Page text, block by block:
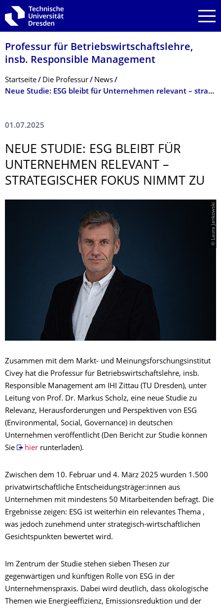
Zur Hauptnavigation springen
Zur Suche springen
Zum Inhalt springen
Professur für Betriebswirt­schaftslehre,
insb. Responsible Management
Breadcrumb-Menü
Startseite Die Professur
News
Neue Studie: ESG bleibt für Unternehmen relevant – strategischer Fokus nimmt zu
01.07.2025
NEUE STUDIE: ESG BLEIBT FÜR
UNTERNEHMEN RELEVANT –
STRATEGISCHER FOKUS NIMMT ZU
© Laura Jankowski
Zusammen mit dem Markt- und Meinungsforschungsinstitut
Civey hat die Professur für Betriebswirtschaftslehre, insb.
Responsible Management am IHI Zittau (TU Dresden), unter
Leitung von Prof. Dr. Markus Scholz, eine neue Studie zu
Relevanz, Herausforderungen und Perspektiven von ESG
(Environmental, Social, Governance) in deutschen
Unternehmen veröffentlicht (Den Bericht zur Studie können
Sie
hierrunterladen).
Zwischen dem 10. Februar und 4. März 2025 wurden 1.500
privatwirtschaftliche Entscheidungsträger:innen aus
Unternehmen mit mindestens 50 Mitarbeitenden befragt. Die
Ergebnisse zeigen: ESG ist weiterhin ein relevantes Thema ,
was jedoch zunehmend unter strategisch-wirtschaftlichen
Gesichtspunkten bewertet wird.
Im Zentrum der Studie stehen sieben Thesen zur
gegenwärtigen und künftigen Rolle von ESG in der
Unternehmenspraxis. Dabei wird deutlich, dass ökologische
Themen wie Energieeffizienz, Emissionsreduktion und der